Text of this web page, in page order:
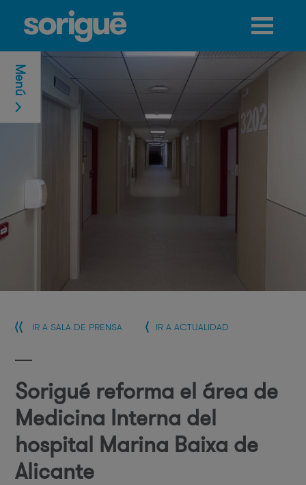
Jump to navigation
IR A SALA DE PRENSA IR A ACTUALIDAD
Sorigué reforma el área de
Medicina Interna del
hospital Marina Baixa de
Alicante
Menú